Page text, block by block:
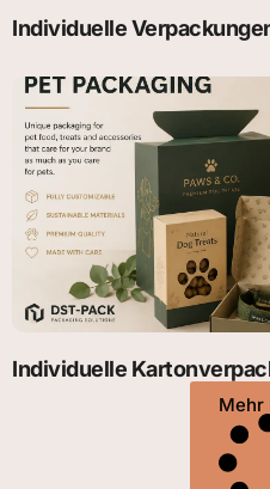
Individuelle
Individuelle
Mehr